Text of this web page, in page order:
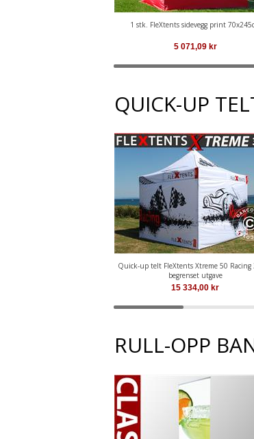
1 stk. FleXtents sidevegg print
5 071,09kr
QUICK-UP
Quick-up telt FleXtents Xtreme 50 Racing
begrenset utgave
15 334,00 kr
RULL-OPP